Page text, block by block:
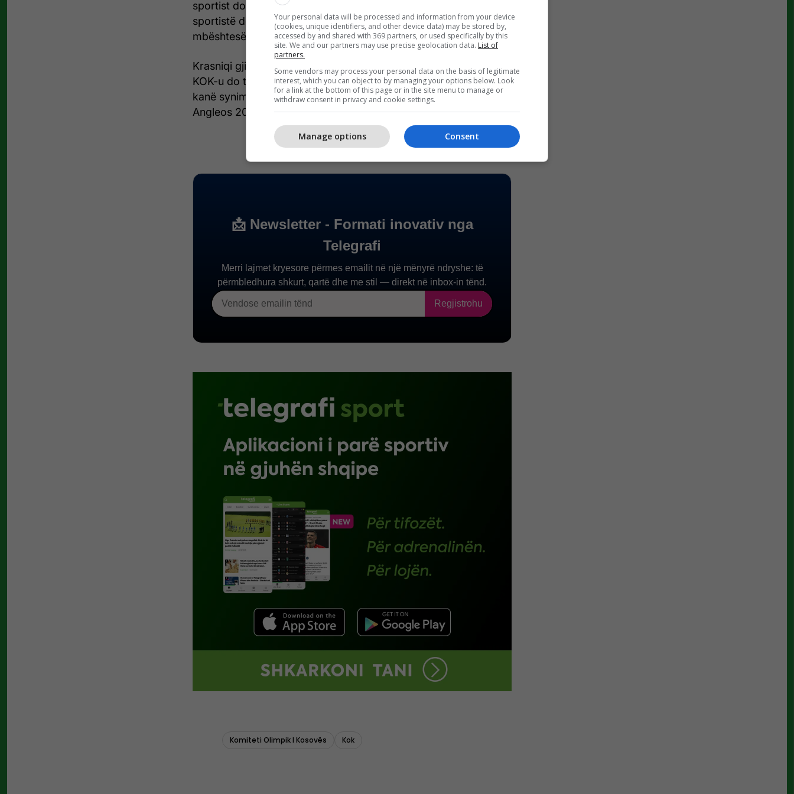
sportist do të fitojë 1800 euro në vit. Në përgjithësi, për 46
sportistë do të jetë vlera që Komiteti Olimpik i Kosovës do t’i
mbështesë sportistët me 82 mijë e 800 euro”, ka thënë Krasniqi.
Krasniqi gjithashtu bëri të ditur se nga muaji shtator i këtij viti,
KOK-u do të fillojë mbështetjen edhe të bursistave olimpik të cilët
kanë synimin kryesor për përgatitjet për normal olimpike “Los
Angleos 2028”
Your personal data will be processed and information from your device
(cookies, unique identifiers, and other device data) may be stored by,
accessed by and shared with 369 partners, or used specifically by this
site. We and our partners may use precise geolocation data. List of
partners.
Some vendors may process your personal data on the basis of legitimate
interest, which you can object to by managing your options below. Look
for a link at the bottom of this page or in the site menu to manage or
withdraw consent in privacy and cookie settings.
Consent
Manage options